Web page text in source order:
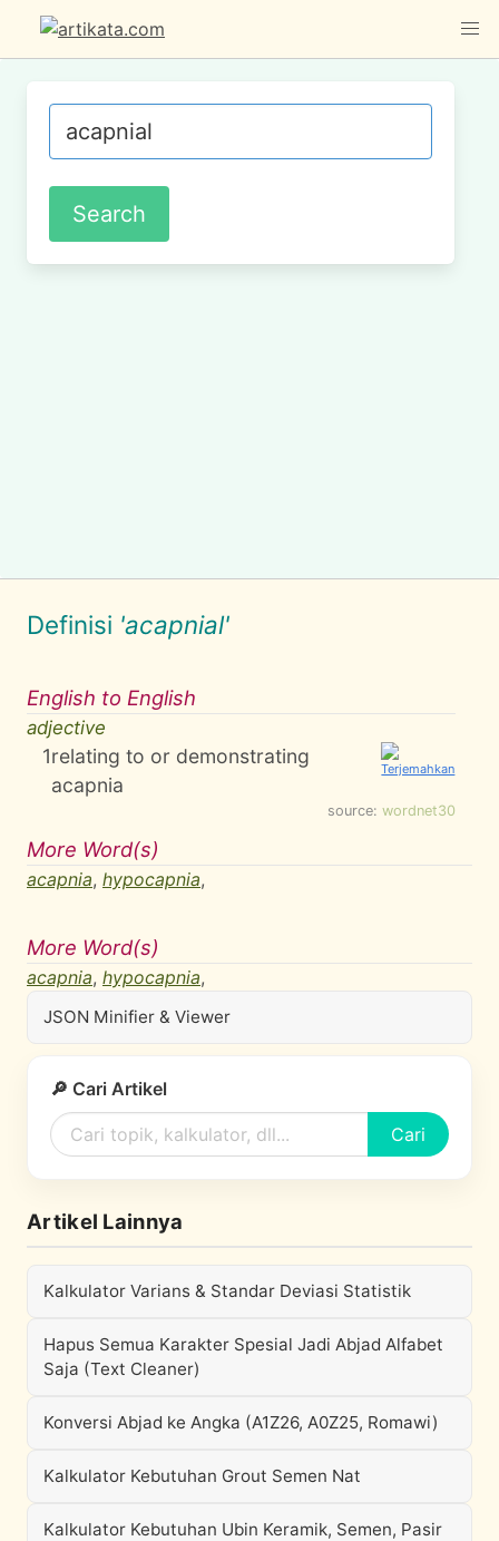
Definisi 'acapnial'
English to English
adjective
1relating to or demonstrating
acapnia
source: wordnet30
More Word(s)
acapnia, hypocapnia,
More Word(s)
acapnia, hypocapnia,
JSON Minifier & Viewer
🔎 Cari Artikel
Cari
Artikel Lainnya
Kalkulator Varians & Standar Deviasi Statistik
Hapus Semua Karakter Spesial Jadi Abjad Alfabet
Saja (Text Cleaner)
Konversi Abjad ke Angka (A1Z26, A0Z25, Romawi)
Kalkulator Kebutuhan Grout Semen Nat
Kalkulator Kebutuhan Ubin Keramik, Semen, Pasir